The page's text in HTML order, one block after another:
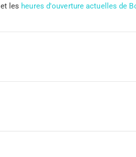
et les heures d'ouverture actuelles de